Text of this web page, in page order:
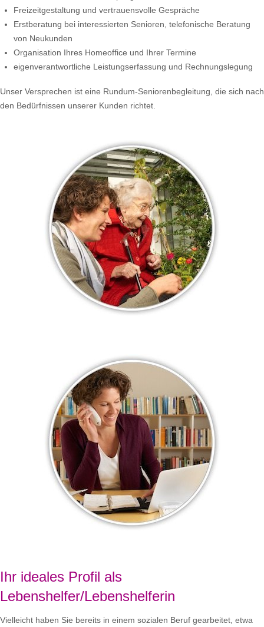
Freizeitgestaltung und vertrauensvolle Gespräche
Erstberatung bei interessierten Senioren, telefonische Beratung
von Neukunden
Organisation Ihres Homeoffice und Ihrer Termine
eigenverantwortliche Leistungserfassung und Rechnungslegung
Unser Versprechen ist eine Rundum-Seniorenbegleitung, die sich nach
den Bedürfnissen unserer Kunden richtet.
Ihr ideales Profil als
Lebenshelfer/Lebenshelferin
Vielleicht haben Sie bereits in einem sozialen Beruf gearbeitet, etwa